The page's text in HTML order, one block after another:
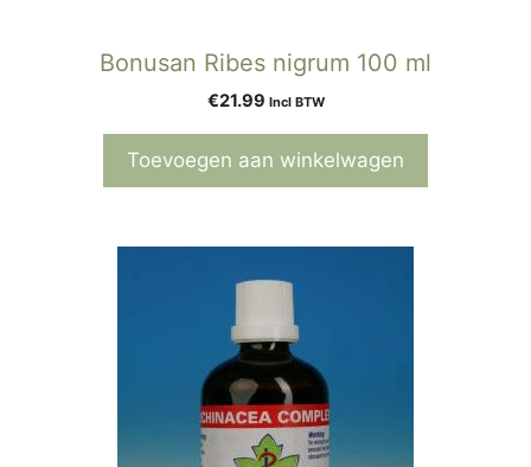
Bonusan Ribes nigrum 100 ml
€21.99 Incl BTW
Toevoegen aan winkelwagen